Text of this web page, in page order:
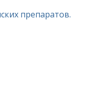
препаратов.